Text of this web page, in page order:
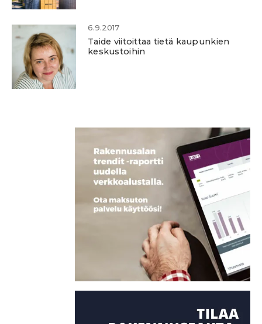
6.9.2017
Taide viitoittaa tietä kaupunkien
keskustoihin